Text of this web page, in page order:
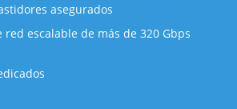
asegurados
red escalable de más de 320 Gbps